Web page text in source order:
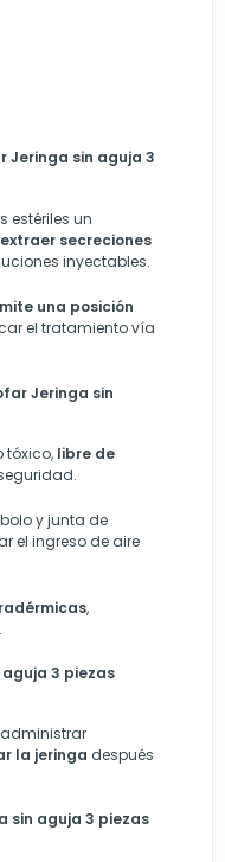
Jeringa sin aguja 3
estériles un
extraer secreciones
inyectables.
una posición
el tratamiento vía
Jeringa sin
tóxico, libre de
y junta de
el ingreso de aire
,
3 piezas
la jeringa después
sin aguja 3 piezas